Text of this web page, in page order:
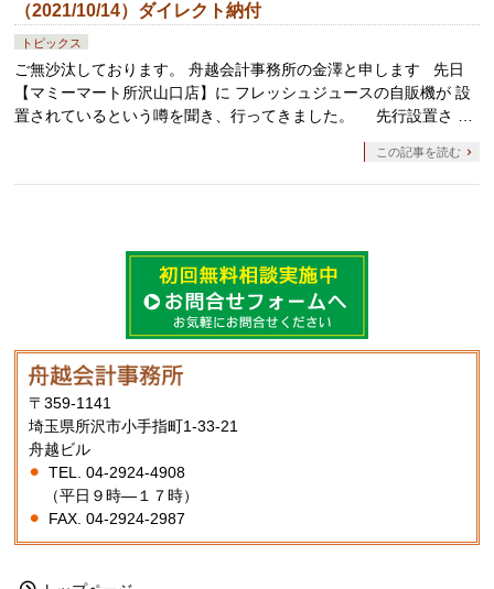
（2021/10/14）ダイレクト納付
トピックス
ご無沙汰しております。 舟越会計事務所の金澤と申します 先日
【マミーマート所沢山口店】に フレッシュジュースの自販機が 設
置されているという噂を聞き、行ってきました。 先行設置さ …
この記事を読む
〒359-1141
埼玉県所沢市小手指町1-33-21
舟越ビル
TEL. 04-2924-4908
（平日９時―１７時）
FAX. 04-2924-2987